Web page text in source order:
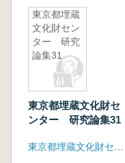
東京都埋蔵
文化財セン
ター 研究
論集31
東京都埋蔵文化財セ
ンター 研究論集31